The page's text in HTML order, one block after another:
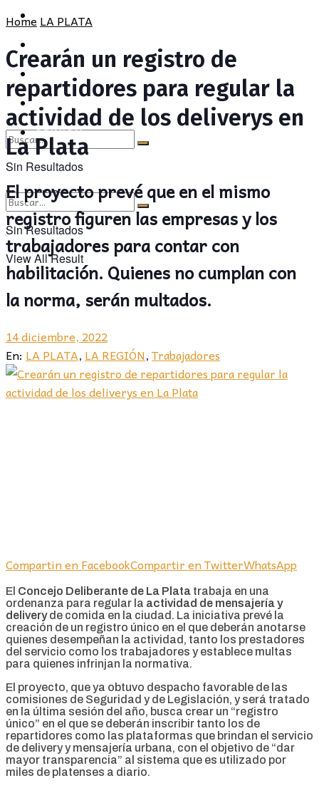
CULTURA
OPINIÓN
Sin Resultados
View All Result
PROVINCIA
POLÍTICA
SOCIEDAD
CULTURA
OPINIÓN
Sin Resultados
View All Result
HomeLA PLATA
Crearán un registro de
repartidores para regular la
actividad de los deliverys en
La Plata
El proyecto prevé que en el mismo
registro figuren las empresas y los
trabajadores para contar con
habilitación. Quienes no cumplan con
la norma, serán multados.
14 diciembre, 2022
En: LA PLATA, LA REGIÓN,Trabajadores
Compartin en FacebookCompartir en TwitterWhatsApp
El Concejo Deliberante de La Plata trabaja en una
ordenanza para regular la actividad de mensajería y
deliveryde comida en la ciudad. La iniciativa prevé la
creación de un registro único en el que deberán anotarse
quienes desempeñan la actividad, tanto los prestadores
del servicio como los trabajadores y establece multas
para quienes infrinjan la normativa.
El proyecto, que ya obtuvo despacho favorable de las
comisiones de Seguridad y de Legislación, y será tratado
en la última sesión del año, busca crear un “registro
único” en el que se deberán inscribir tanto los de
repartidores como las plataformas que brindan el servicio
de delivery y mensajería urbana, con el objetivo de “dar
mayor transparencia” al sistema que es utilizado por
miles de platenses a diario.